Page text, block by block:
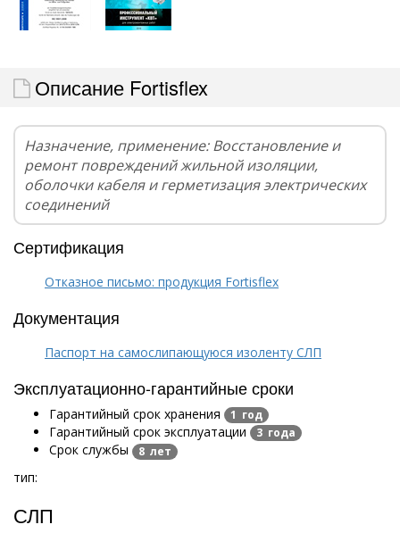
Описание Fortisflex
Назначение, применение: Восстановление и
ремонт повреждений жильной изоляции,
оболочки кабеля и герметизация электрических
соединений
Сертификация
Отказное письмо: продукция Fortisflex
Документация
Паспорт на самослипающуюся изоленту СЛП
Эксплуатационно-гарантийные сроки
Гарантийный срок хранения 1 год
Гарантийный срок эксплуатации 3 года
Срок службы 8 лет
тип:
СЛП